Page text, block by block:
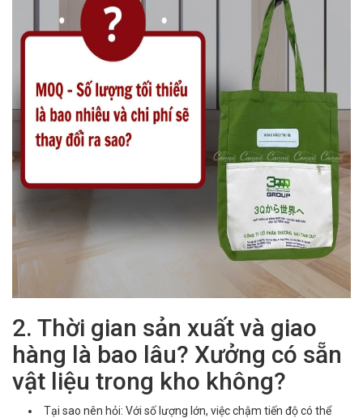
2. Thời gian sản xuất và giao
hàng là bao lâu? Xưởng có sẵn
vật liệu trong kho không?
Tại sao nên hỏi: Với số lượng lớn, việc chậm tiến độ có thể